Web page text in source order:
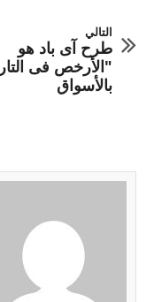
التالي
طرح آى باد هو
"الأرخص فى
بالأسواق